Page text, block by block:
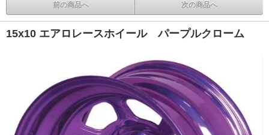
前の商品へ 次の商品へ
15x10 エアロレースホイール パープルクローム